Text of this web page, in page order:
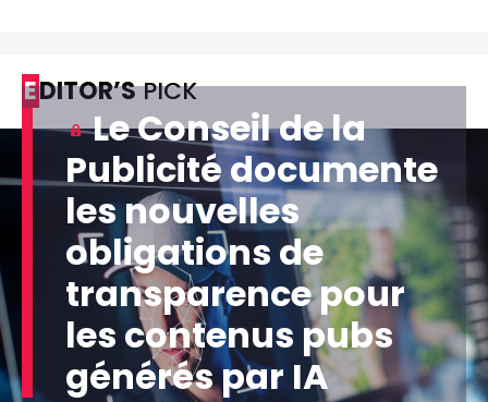
EDITOR’SPICK
Le Conseil de la
Publicité documente
les nouvelles
obligations de
transparence pour
les contenus pubs
générés par IA